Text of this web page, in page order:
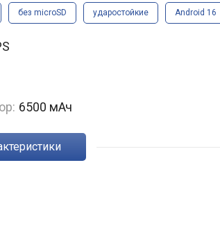
без microSD ударостойкие Android 16
6500 мАч